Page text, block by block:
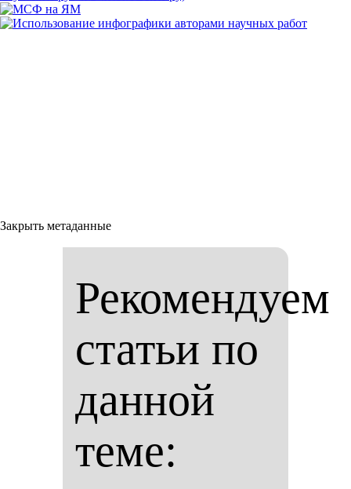
Закрыть метаданные
Рекомендуем
статьи по
данной
теме: